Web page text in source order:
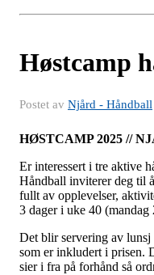
Høstcamp
Postet av Njård - Håndball
HØSTCAMP 2025 //
Er interessert i tre aktive
Håndball inviterer deg til
fullt av opplevelser,
3 dager i uke 40
Det blir servering av lunsj
som er inkludert i prisen.
sier i fra på forhånd så